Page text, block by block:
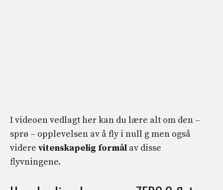
I videoen vedlagt her kan du lære alt om den –
sprø – opplevelsen av å fly i null g men også
videre vitenskapelig formål av disse
flyvningene.